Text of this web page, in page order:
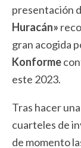
presentación
Huracán»
gran acogida
Konforme
este 2023.
Tras hacer
cuarteles de
de momento